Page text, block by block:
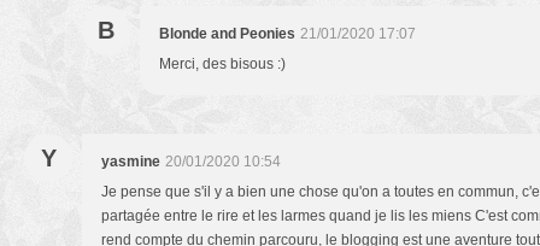
B Blonde and Peonies 21/01/2020 17:07
Merci, des bisous :)
Y yasmine 20/01/2020 10:54
Je pense que s'il y a bien une chose qu'on a toutes en commun,
partagée entre le rire et les larmes quand je lis les miens C'est
rend compte du chemin parcouru, le blogging est une aventure